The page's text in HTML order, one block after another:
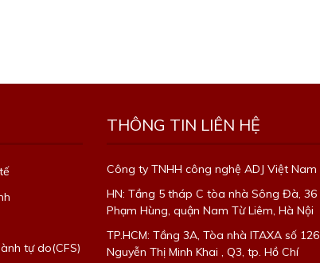
tự do(CFS)
THÔNG TIN LIÊN HỆ
Công ty TNHH công nghệ ADJ Việt Nam
HN: Tầng 5 tháp C tòa nhà Sông Đà, 36
Phạm Hùng, quận Nam Từ Liêm, Hà Nội
TP.HCM: Tầng 3A, Tòa nhà ITAXA số 126
Nguyễn Thị Minh Khai , Q3, tp. Hồ Chí